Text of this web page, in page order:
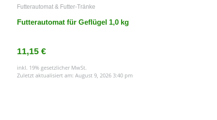
Futterautomat & Futter-Tränke
Futterautomat für Geflügel 1,0 kg
11,15 €
inkl. 19% gesetzlicher MwSt.
Zuletzt aktualisiert am: August 9, 2026 3:40 pm